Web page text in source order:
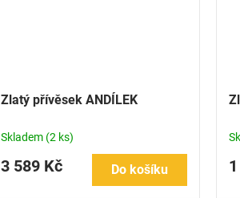
Zlatý přívěsek ANDÍLEK
Skladem (2 ks)
3 589 Kč Do košíku